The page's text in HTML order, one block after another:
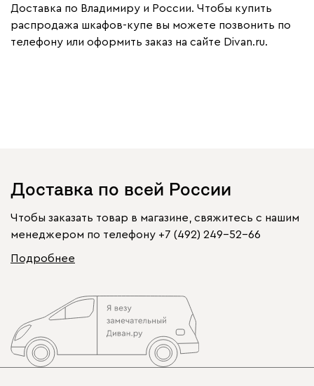
Доставка по Владимиру и России. Чтобы купить
распродажа шкафов-купе вы можете позвонить по
телефону или оформить заказ на сайте Divan.ru.
Доставка по всей России
Чтобы заказать товар в магазине, свяжитесь с нашим
менеджером по телефону +7 (492) 249-52-66
Подробнее